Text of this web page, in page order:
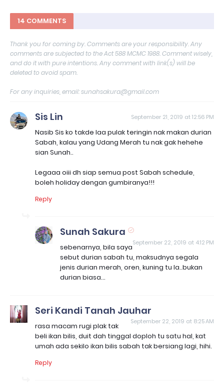
14 COMMENTS
Thank you for coming by. Comments are your responsibility. Any
comments are subjected to the Act 588 MCMC 1988. Comment wisely,
and do it with pure intentions. Any comment with link(s) will be
deleted to avoid spam.
For any inquiries, email: sunahsakura@gmail.com
Sis Lin September 21, 2019 at 12:56 PM
Nasib Sis ko takde laa pulak teringin nak makan durian
Sabah, kalau yang Udang Merah tu nak gak hehehe
sian Sunah..
Legaaa oiii dh siap semua post Sabah schedule,
boleh holiday dengan gumbiranya!!!
Reply
Sunah Sakura
September 22, 2019 at 4:12 PM
sebenarnya, bila saya
sebut durian sabah tu, maksudnya segala
jenis durian merah, oren, kuning tu la..bukan
durian biasa...
Seri Kandi Tanah Jauhar
September 22, 2019 at 8:25 AM
rasa macam rugi plak tak
beli ikan bilis, duit dah tinggal doploh tu satu hal, kat
umah ada sekilo ikan bilis sabah tak bersiang lagi, hihi.
Reply